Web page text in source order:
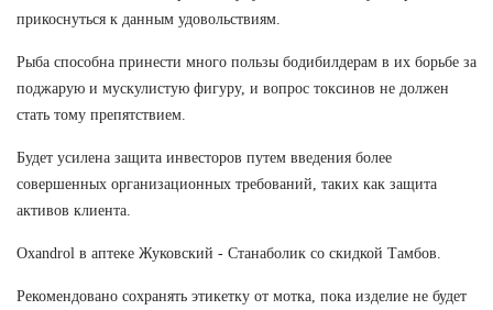
прикоснуться к данным удовольствиям.
Рыба способна принести много пользы бодибилдерам в их борьбе за
поджарую и мускулистую фигуру, и вопрос токсинов не должен
стать тому препятствием.
Будет усилена защита инвесторов путем введения более
совершенных организационных требований, таких как защита
активов клиента.
Oxandrol в аптеке Жуковский - Станаболик со скидкой Тамбов.
Рекомендовано сохранять этикетку от мотка, пока изделие не будет